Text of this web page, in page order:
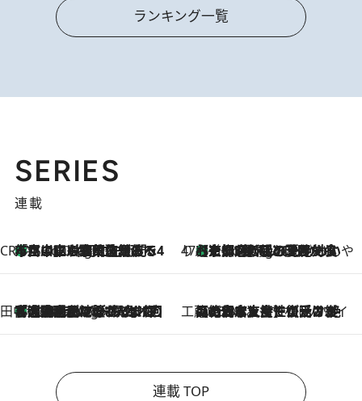
ランキング一覧
SERIES
連載
CREA'S CHOICE
1 Hour Ago
「立川にも歌舞伎があるんだよ」 片岡仁左衛門・市川中車ら豪華座組みで4年目の立川立飛歌舞伎へ 47都道府県の手みやげ ひんやりスイーツで夏を満喫
1 Hour Ago
【京都府】この夏絶対食べたい 冷やしておいしいおやつ3選 ひと口目から心を掴む新緑のテリーヌ
田中稲の勝手に再ブーム
6 Hours Ago
「湘南乃風に憧れて」観客大盛上がりの“タオル回し”に、ラッパー顔負けの高速歌唱まで…さだまさし（74）のアグレッシブすぎる現在地 工藤まやのおもてなしハワイ
2026.8.6
【ハワイ土産】ローカルの絶大な支持で復活！ 絶品の幻クッキー《元ファンの日本人女性が受け継いだ名店》
連載 TOP